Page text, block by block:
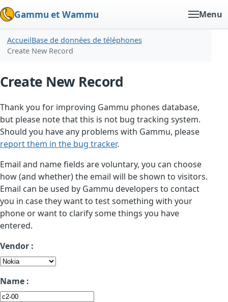
Gammu et Wammu Menu
AccueilBase de données de téléphones
Create New Record
Create New Record
Thank you for improving Gammu phones database,
but please note that this is not bug tracking system.
Should you have any problems with Gammu, please
report them in the bug tracker.
Email and name fields are voluntary, you can choose
how (and whether) the email will be shown to visitors.
Email can be used by Gammu developers to contact
you in case they want to test something with your
phone or want to clarify some things you have
entered.
Vendor :
Name :